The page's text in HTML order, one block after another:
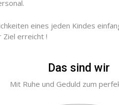
eines jeden Kindes
Ziel erreicht !
Das sind wir
Mit Ruhe und Geduld zum